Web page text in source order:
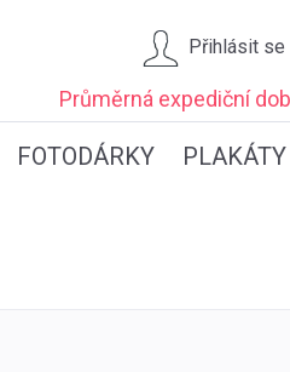
Přihlásit se
Průměrná expediční
FOTODÁRKY PLAKÁTY